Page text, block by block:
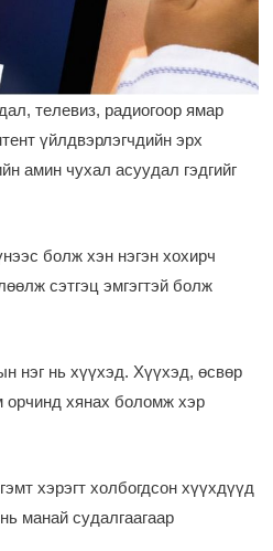
телевиз, радиогоор ямар
үйлдвэрлэгчдийн эрх
амин чухал асуудал гэдгийг
болж хэн нэгэн хохирч
сэтгэц эмгэгтэй болж
нэг нь хүүхэд. Хүүхэд, өсвөр
орчинд хянах боломж хэр
хэрэгт холбогдсон хүүхдүүд
манай судалгаагаар